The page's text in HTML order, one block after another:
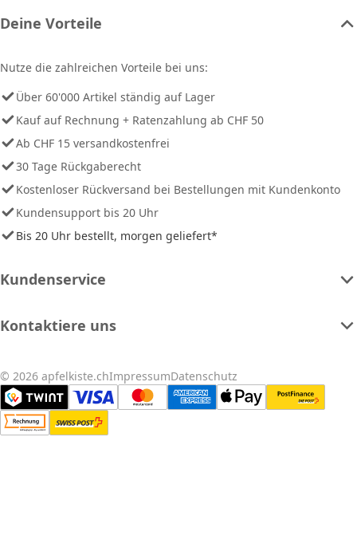
Deine Vorteile
Nutze die zahlreichen Vorteile bei uns:
Über 60'000 Artikel ständig auf Lager
Kauf auf Rechnung + Ratenzahlung ab CHF 50
Ab CHF 15 versandkostenfrei
30 Tage Rückgaberecht
Kostenloser Rückversand bei Bestellungen mit Kundenkonto
Kundensupport bis 20 Uhr
Bis 20 Uhr bestellt, morgen geliefert*
Kundenservice
Kontaktiere uns
© 2026 apfelkiste.chImpressumDatenschutz